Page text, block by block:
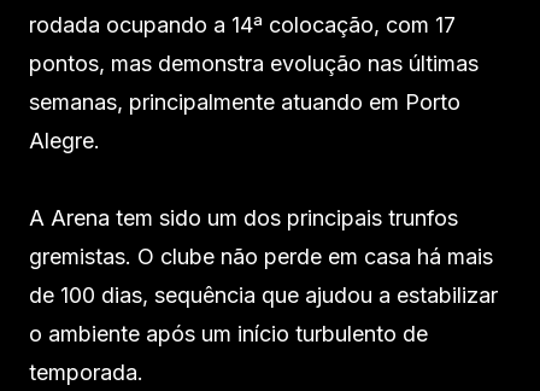
rodada ocupando a 14ª colocação, com 17
pontos, mas demonstra evolução nas últimas
semanas, principalmente atuando em Porto
Alegre.
A Arena tem sido um dos principais trunfos
gremistas. O clube não perde em casa há mais
de 100 dias, sequência que ajudou a estabilizar
o ambiente após um início turbulento de
temporada.